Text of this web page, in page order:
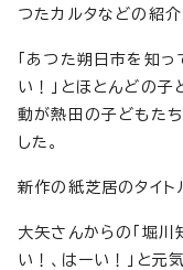
つたカルタなどの紹介
「あつた朔日市を知っ
い！」とほとんどの
動が熱田の子どもた
した。
新作の紙芝居のタイト
大矢さんからの「堀川
い！、はーい！」と元